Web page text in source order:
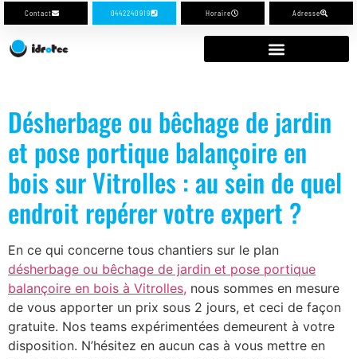
Contact 0442240919 Horaire Adresse
Désherbage ou bêchage de jardin
et pose portique balançoire en
bois sur Vitrolles : au sein de quel
endroit repérer votre expert ?
En ce qui concerne tous chantiers sur le plan
désherbage ou bêchage de jardin et pose portique
balançoire en bois à Vitrolles, nous sommes en mesure
de vous apporter un prix sous 2 jours, et ceci de façon
gratuite. Nos teams expérimentées demeurent à votre
disposition. N’hésitez en aucun cas à vous mettre en